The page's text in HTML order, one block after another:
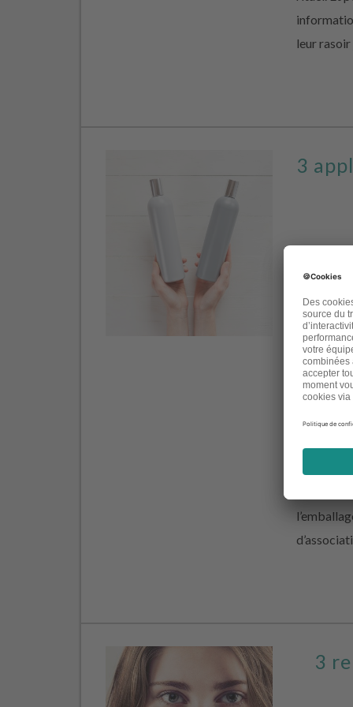
leur
3
les
et c’est
3